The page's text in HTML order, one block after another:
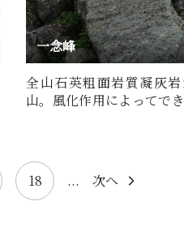
一念峰
全山石英粗面岩質凝灰岩
山。風化作用によってでき
18 ... 次へ